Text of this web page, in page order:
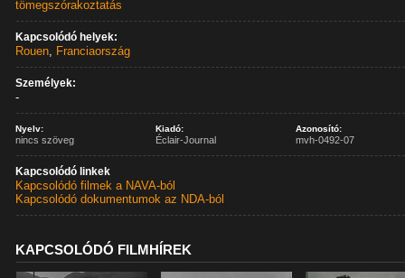
tömegszórakoztatás
Kapcsolódó helyek:
Rouen, Franciaország
Személyek:
-
Nyelv:
nincs szöveg
Kiadó:
Éclair-Journal
Azonosító:
mvh-0492-07
Kapcsolódó linkek
Kapcsolódó filmek a NAVA-ból
Kapcsolódó dokumentumok az NDA-ból
KAPCSOLÓDÓ FILMHÍREK